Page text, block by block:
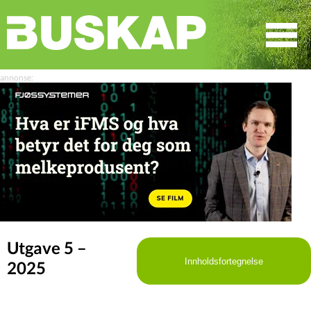
SØK
☰
Utgave 5 –
2025
Innholdsfortegnelse